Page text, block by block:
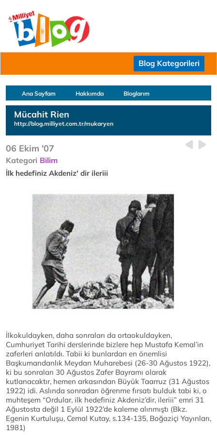
Blog Kategorileri
Ana Sayfam Hakkımda Bloglarım
Mücahit Rien
http://blog.milliyet.com.tr/mukaryen
06 Ekim '07
Kategori Bilim
İlk hedefiniz Akdeniz' dir ileriii
İlkokuldayken, daha sonraları da ortaokuldayken,
Cumhuriyet Tarihi derslerinde bizlere hep Mustafa Kemal’in
zaferleri anlatıldı. Tabii ki bunlardan en önemlisi
Başkumandanlık Meydan Muharebesi (26-30 Ağustos 1922),
ki bu sonraları 30 Ağustos Zafer Bayramı olarak
kutlanacaktır, hemen arkasından Büyük Taarruz (31 Ağustos
1922) idi. Aslında sonradan öğrenme fırsatı bulduk tabi ki, o
muhteşem “Ordular, ilk hedefiniz Akdeniz’dir, ileriii” emri 31
Ağustosta değil 1 Eylül 1922’de kaleme alınmıştı (Bkz.
Egenin Kurtuluşu, Cemal Kutay, s.134-135, Boğaziçi Yayınları,
1981)